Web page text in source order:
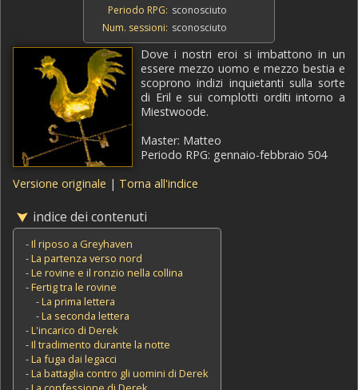
Periodo RPG: sconosciuto
Num. sessioni: sconosciuto
Dove i nostri eroi si imbattono in un
essere mezzo uomo e mezzo bestia e
scoprono indizi inquietanti sulla sorte
di Eril e sui complotti orditi intorno a
Miestwoode.
Master: Matteo
Periodo RPG: gennaio-febbraio 504
Versione originale | Torna all'indice
indice dei contenuti
-Il riposo a Greyhaven
-La partenza verso nord
-Le rovine e il ronzio nella collina
-Fertig tra le rovine
-La prima lettera
-La seconda lettera
-L'incarico di Derek
-Il tradimento durante la notte
-La fuga dai legacci
-La battaglia contro gli uomini di Derek